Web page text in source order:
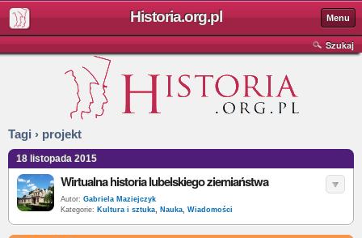
Historia.org.pl Menu
Szukaj
Tagi › projekt
18 listopada 2015
Wirtualna historia lubelskiego ziemiaństwa
Autor: Gabriela Maziejczyk
Kategorie: Kultura i sztuka, Nauka, Wiadomości